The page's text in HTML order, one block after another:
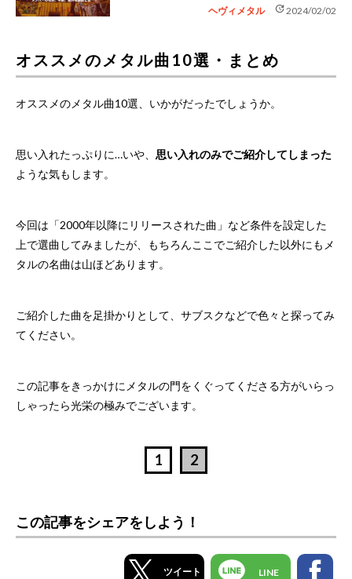
ヘヴィメタル update2024/02/02
オススメのメタル曲10選・まとめ
オススメのメタル曲10選、いかがだったでしょうか。
思い入れたっぷりに…いや、 思い入れのみでご紹介してしまった
ような気もします。
今回は「2000年以降にリリースされた曲」など条件を設定した
上で選曲してみましたが、もちろんここでご紹介した以外にもメ
タルの名曲は山ほどあります。
ご紹介した曲を足掛かりとして、サブスクなどで色々と探ってみ
てください。
この記事をきっかけにメタルの門をくぐってくださる方がいらっ
しゃったら光栄の極みでございます。
1 2
この記事をシェアをしよう！
ツイート LINE